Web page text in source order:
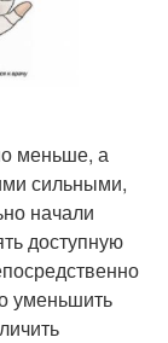
меньше, а
сильными,
начали
доступную
уменьшить